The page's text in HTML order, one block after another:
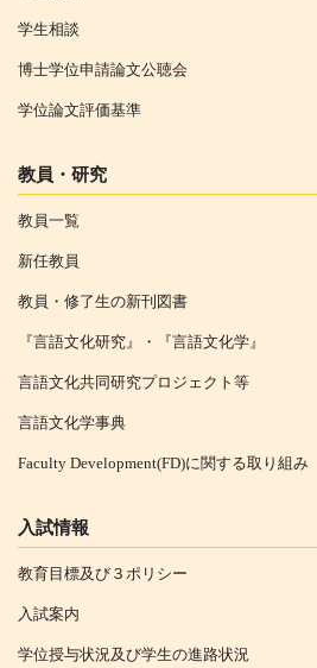
学生相談
博士学位申請論文公聴会
学位論文評価基準
教員・研究
教員一覧
新任教員
教員・修了生の新刊図書
『言語文化研究』・『言語文化学』
言語文化共同研究プロジェクト等
言語文化学事典
Faculty Development(FD)に関する取り組み
入試情報
教育目標及び３ポリシー
入試案内
学位授与状況及び学生の進路状況